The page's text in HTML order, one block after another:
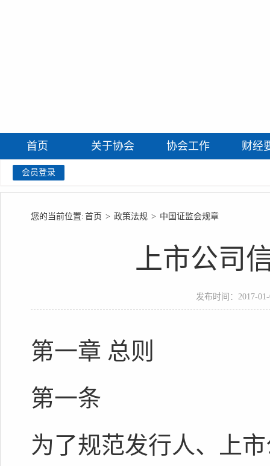
首页 关于协会 协会工作 财经
会员登录
您的当前位置: 首页 > 政策法规 > 中国证监会规章
上市公司
发布时间：2017-
第一章 总则
第一条
为了规范发行人、上